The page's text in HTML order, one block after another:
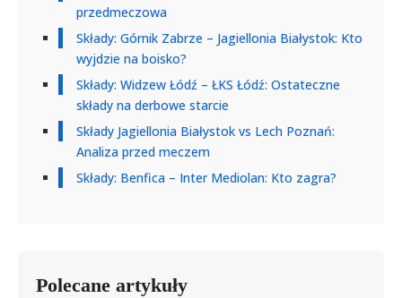
przedmeczowa
Składy: Górnik Zabrze – Jagiellonia Białystok: Kto
wyjdzie na boisko?
Składy: Widzew Łódź – ŁKS Łódź: Ostateczne
składy na derbowe starcie
Składy Jagiellonia Białystok vs Lech Poznań:
Analiza przed meczem
Składy: Benfica – Inter Mediolan: Kto zagra?
Polecane artykuły